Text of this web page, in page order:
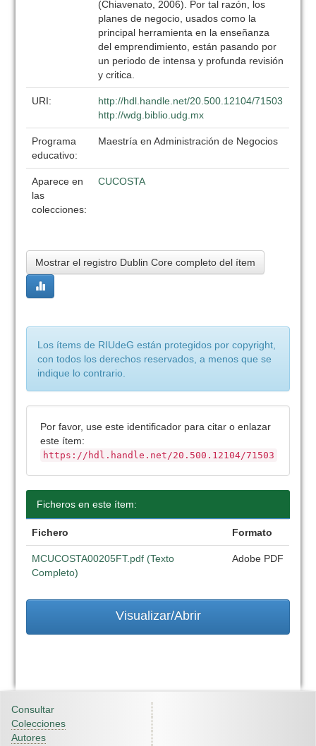
(Chiavenato, 2006). Por tal razón, los
planes de negocio, usados como la
principal herramienta en la enseñanza
del emprendimiento, están pasando por
un periodo de intensa y profunda revisión
y critica.
URI:
http://hdl.handle.net/20.500.12104/71503
http://wdg.biblio.udg.mx
Programa
educativo:
Maestría en Administración de Negocios
Aparece en
las
colecciones:
CUCOSTA
Mostrar el registro Dublin Core completo del ítem
Los ítems de RIUdeG están protegidos por copyright,
con todos los derechos reservados, a menos que se
indique lo contrario.
Por favor, use este identificador para citar o enlazar
este ítem:
https://hdl.handle.net/20.500.12104/71503
Ficheros en este ítem:
Fichero Formato
MCUCOSTA00205FT.pdf (Texto
Completo)
Adobe PDF
Visualizar/Abrir
Consultar
Colecciones
Autores